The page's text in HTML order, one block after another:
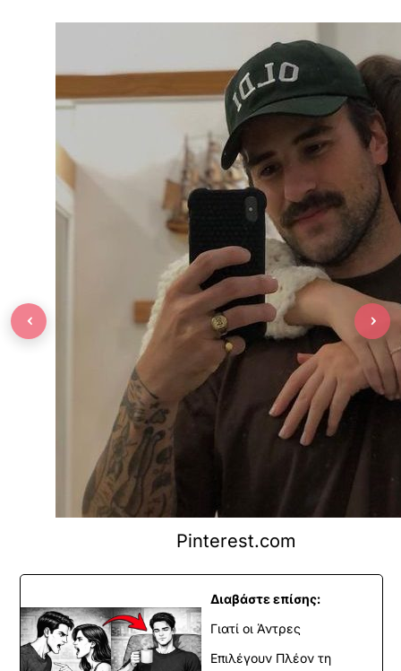
Pinterest.com
Διαβάστε επίσης:
Γιατί οι Άντρες
Επιλέγουν Πλέον τη
‹ ›